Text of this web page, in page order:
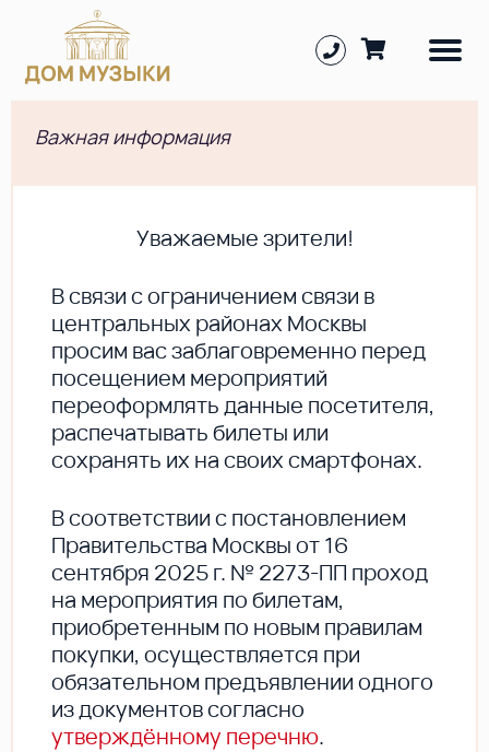
Важная информация
Уважаемые зрители!
В cвязи с ограничением связи в
центральных районах Москвы
просим вас заблаговременно перед
посещением мероприятий
переоформлять данные посетителя,
распечатывать билеты или
сохранять их на своих смартфонах.
В соответствии с постановлением
Правительства Москвы от 16
сентября 2025 г. № 2273-ПП проход
на мероприятия по билетам,
приобретенным по новым правилам
покупки, осуществляется при
обязательном предъявлении одного
из документов согласно
утверждённому перечню.